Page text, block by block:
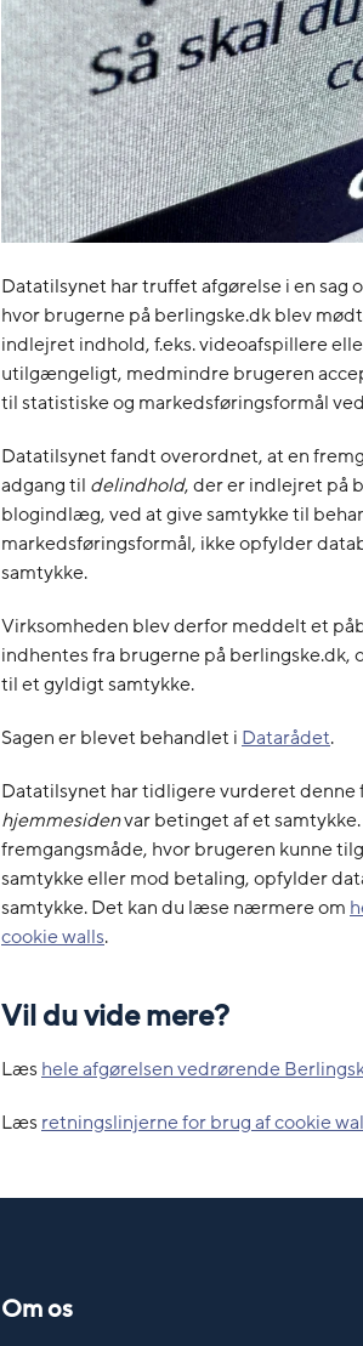
Datatilsynet har truffet afgørelse i en sag
hvor brugerne på berlingske.dk blev
indlejret indhold, f.eks. videoafspillere
utilgængeligt, medmindre brugeren
til statistiske og markedsføringsformål
Datatilsynet fandt overordnet, at en
adgang til delindhold, der er indlejret på
blogindlæg, ved at give samtykke til
markedsføringsformål, ikke opfylder
samtykke.
Virksomheden blev derfor meddelt et
indhentes fra brugerne på
til et gyldigt samtykke.
Sagen er blevet behandlet i Datarådet.
Datatilsynet har tidligere vurderet
hjemmesidenvar betinget af et
fremgangsmåde, hvor brugeren kunne
samtykke eller mod betaling, opfylder
samtykke. Det kan du læse nærmere om
cookie walls.
Vil du vide mere?
Læshele afgørelsen vedrørende
Læsretningslinjerne for brug af cookie
Om os